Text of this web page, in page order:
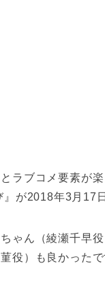
ラブコメ要素が
』が2018年3月17
ゃん（綾瀬千早
役）も良かった